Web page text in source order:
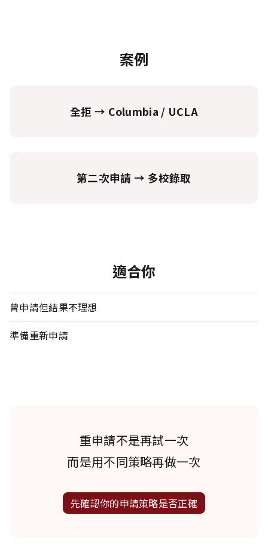
案例
全拒 → Columbia / UCLA
第二次申請 → 多校錄取
適合你
曾申請但結果不理想
準備重新申請
重申請不是再試一次
而是用不同策略再做一次
先確認你的申請策略是否正確